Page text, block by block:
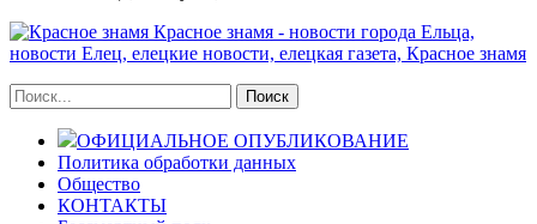
Красное знамя - новости города Ельца,
новости Елец, елецкие новости, елецкая газета, Красное знамя
ОФИЦИАЛЬНОЕ ОПУБЛИКОВАНИЕ
Политика обработки данных
Общество
КОНТАКТЫ